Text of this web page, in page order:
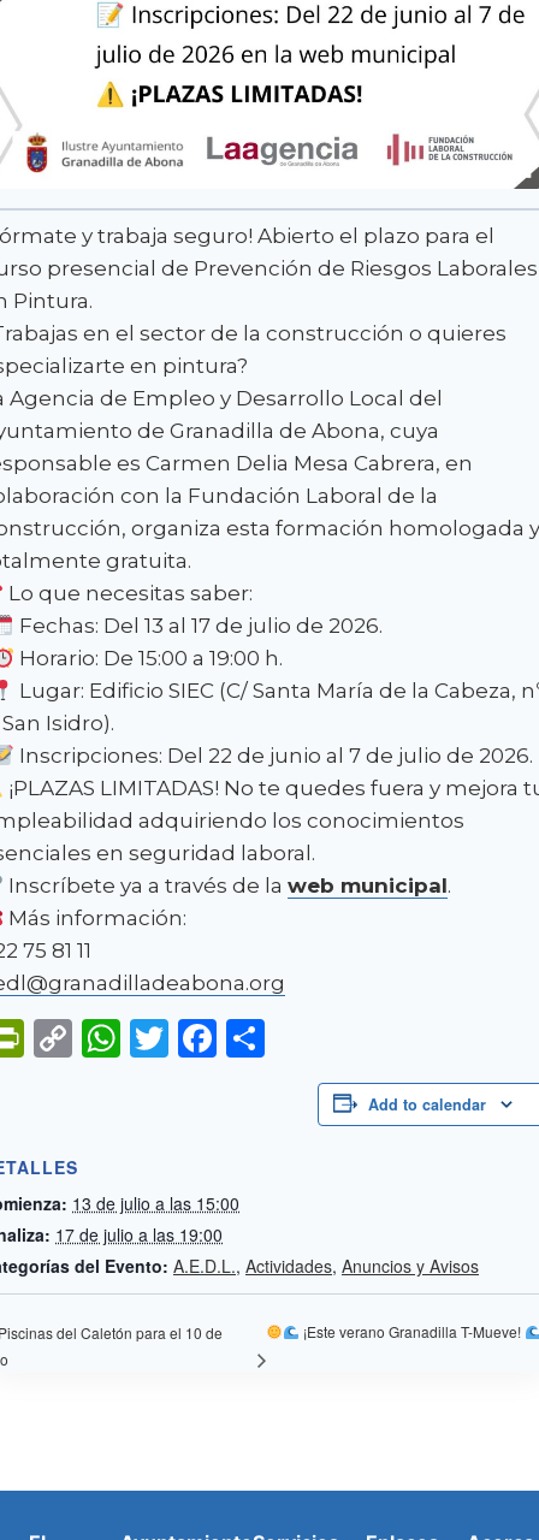
y trabaja seguro! Abierto el plazo para el
presencial de Prevención de Riesgos Laborales
Pintura.
en el sector de la construcción o quieres
en pintura?
Agencia de Empleo y Desarrollo Local del
de Granadilla de Abona, cuya
es Carmen Delia Mesa Cabrera, en
con la Fundación Laboral de la
organiza esta formación homologada y
gratuita.
Lo que necesitas saber:
Fechas: Del 13 al 17 de julio de 2026.
Horario: De 15:00 a 19:00 h.
Lugar: Edificio SIEC (C/ Santa María de la Cabeza,
San Isidro).
Inscripciones: Del 22 de junio al 7 de julio de 2026.
¡PLAZAS LIMITADAS! No te quedes fuera y mejora
adquiriendo los conocimientos
en seguridad laboral.
Inscríbete ya a través de laweb municipal.
Más información:
75 81 11
PrintFriendly
CopyWhatsApp
Twitter
Facebook
Add to calendar
13 de julio a las 15:00
17 de julio a las 19:00
del Evento: A.E.D.L., Actividades, Anuncios y Avisos
del Caletón para el 10 de
¡Este verano Granadilla T-Mueve!